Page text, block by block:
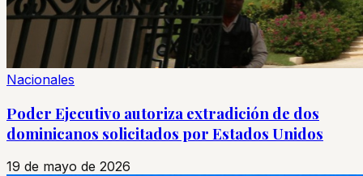
Nacionales
Poder Ejecutivo autoriza extradición de dos
dominicanos solicitados por Estados Unidos
19 de mayo de 2026